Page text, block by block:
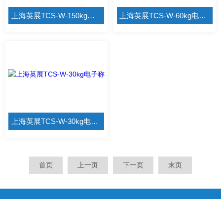
上海英展TCS-W-150kg电子称 上海英展TCS-W-60kg电子称
上海英展TCS-W-30kg电子称
首页 上一页 下一页 末页